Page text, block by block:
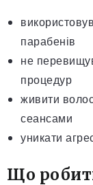
парабенів
не
процедур
живити
сеансами
уникати
Що